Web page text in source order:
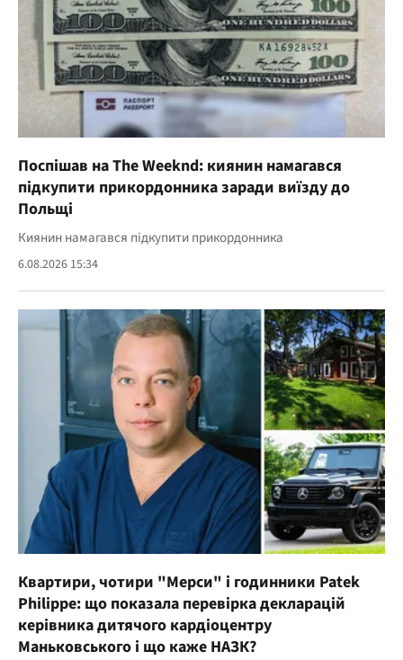
Поспішав на The Weeknd: киянин намагався
підкупити прикордонника заради виїзду до
Польщі
Киянин намагався підкупити прикордонника
6.08.2026 15:34
Квартири, чотири "Мерси" і годинники Patek
Philippe: що показала перевірка декларацій
керівника дитячого кардіоцентру
Маньковського і що каже НАЗК?